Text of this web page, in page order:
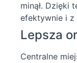
minął. Dzięki
efektywnie i z
Lepsza
Centralne